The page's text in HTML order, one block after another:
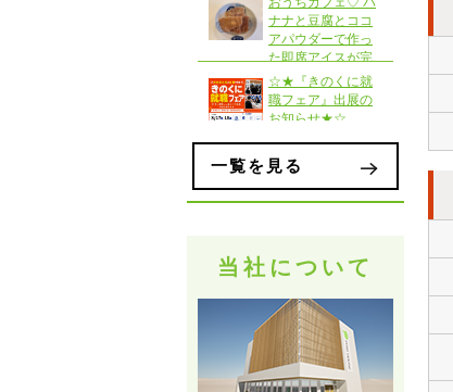
一覧を見る
当社について